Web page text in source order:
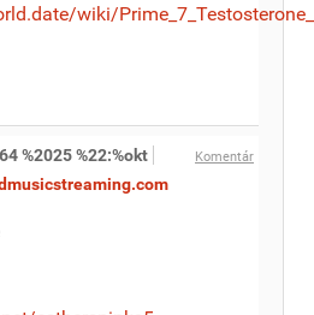
wiki/
Komentár
%2025 %22:%okt